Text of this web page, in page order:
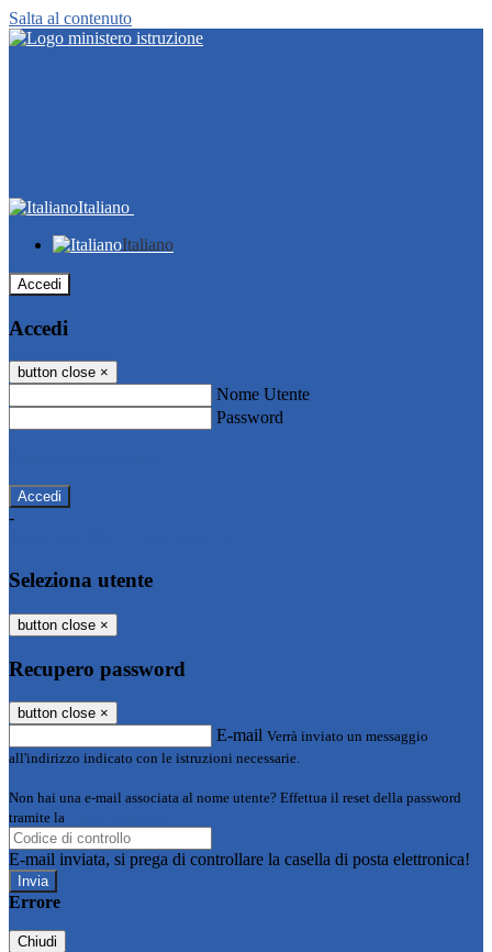
Salta al contenuto
Italiano
Italiano
Accedi
Accedi
button close ×
Nome Utente
Password
-
Seleziona utente
button close ×
Recupero password
button close ×
E-mail Verrà inviato un messaggio
all'indirizzo indicato con le istruzioni necessarie.
Non hai una e-mail associata al nome utente? Effettua il reset della password
tramite la
E-mail inviata, si prega di controllare la casella di posta elettronica!
Errore
Chiudi